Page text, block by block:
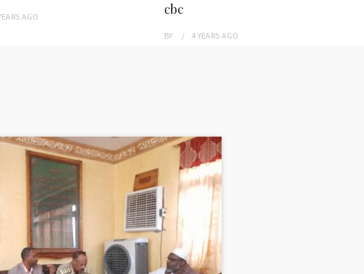
AGO
cbc
BY 4 YEARS AGO